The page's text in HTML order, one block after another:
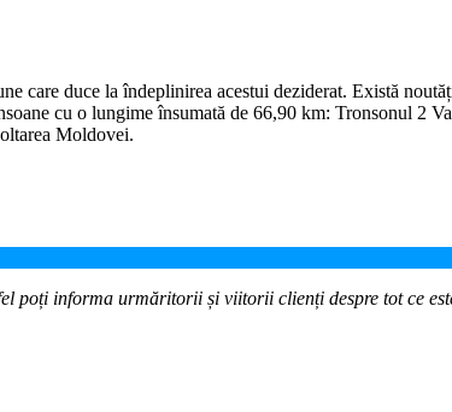
care duce la îndeplinirea acestui deziderat. Există
cu o lungime însumată de 66,90 km: Tronsonul 2
Moldovei.
poți informa urmăritorii și viitorii clienți despre tot ce